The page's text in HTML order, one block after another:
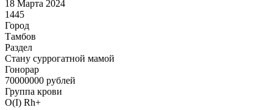
18 Марта 2024
1445
Город
Тамбов
Раздел
Cтану суррогатной мамой
Гонoрар
70000000 рублей
Группа крови
O(I) Rh+